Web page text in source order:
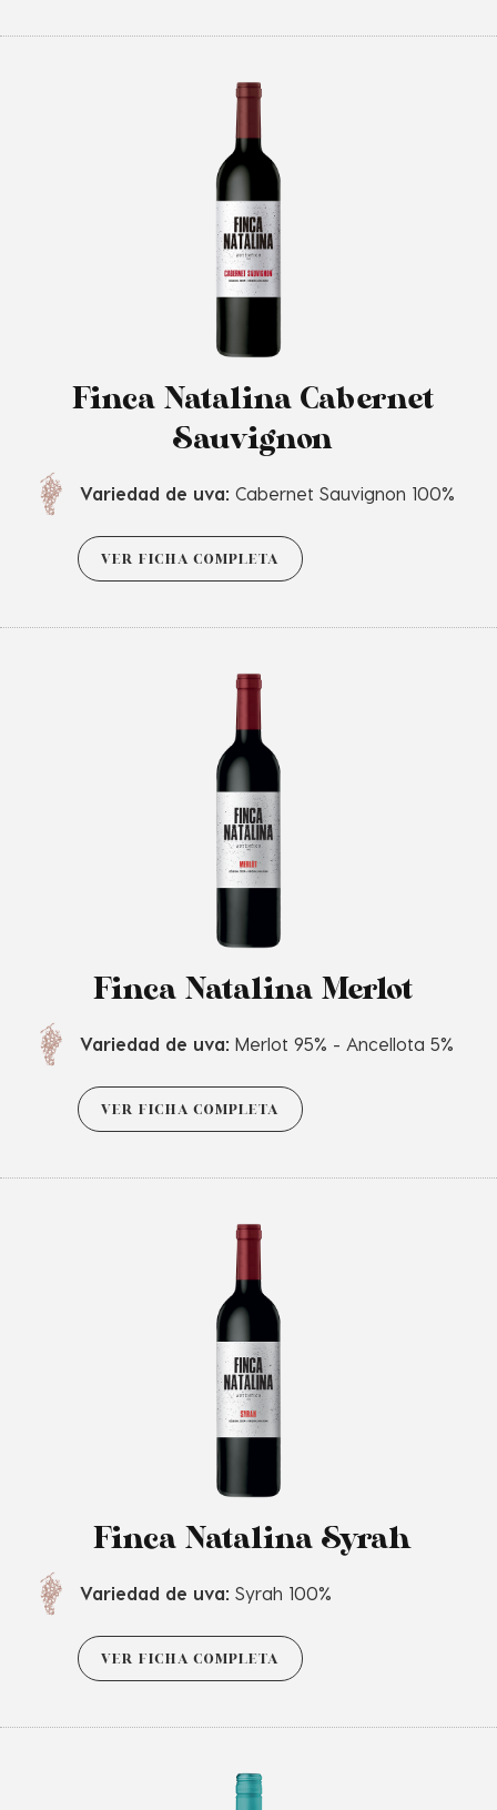
Finca Natalina Cabernet
Sauvignon
Variedad de uva: Cabernet Sauvignon 100%
VER FICHA COMPLETA
Finca Natalina Merlot
Variedad de uva: Merlot 95% - Ancellota 5%
VER FICHA COMPLETA
Finca Natalina Syrah
Variedad de uva: Syrah 100%
VER FICHA COMPLETA